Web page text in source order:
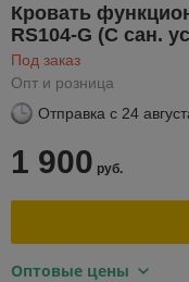
Кровать
RS104-G (С сан.
Под заказ
Опт и розница
Отправка с 24
1 900 руб.
Оптовые цены